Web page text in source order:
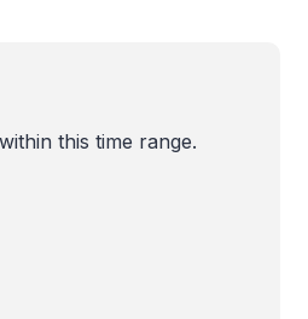
lanskap alam, warisan budaya,
fasilitas MICE—adalah panggung
this time range.